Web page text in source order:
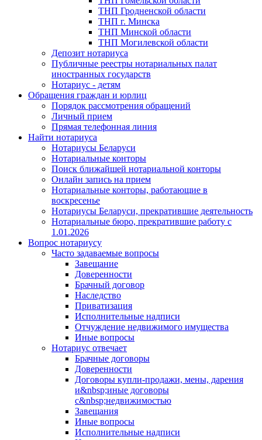
ТНП Гродненской области
ТНП г. Минска
ТНП Минской области
ТНП Могилевской области
Депозит нотариуса
Публичные реестры нотариальных палат
иностранных государств
Нотариус - детям
Обращения граждан и юрлиц
Порядок рассмотрения обращений
Личный прием
Прямая телефонная линия
Найти нотариуса
Нотариусы Беларуси
Нотариальные конторы
Поиск ближайшей нотариальной конторы
Онлайн запись на прием
Нотариальные конторы, работающие в
воскресенье
Нотариусы Беларуси, прекратившие деятельность
Нотариальные бюро, прекратившие работу с
1.01.2026
Вопрос нотариусу
Часто задаваемые вопросы
Завещание
Доверенности
Брачный договор
Наследство
Приватизация
Исполнительные надписи
Отчуждение недвижимого имущества
Иные вопросы
Нотариус отвечает
Брачные договоры
Доверенности
Договоры купли-продажи, мены, дарения
и&nbsp;иные договоры
с&nbsp;недвижимостью
Завещания
Иные вопросы
Исполнительные надписи